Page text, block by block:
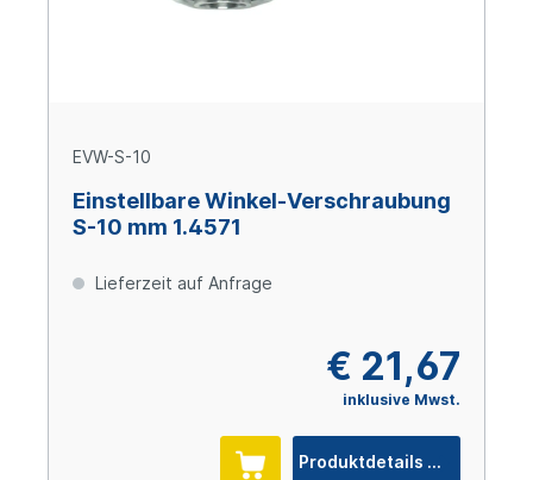
EVW-S-10
Einstellbare Winkel-Verschraubung
S-10 mm 1.4571
Lieferzeit auf Anfrage
€ 21,67
inklusive Mwst.
Produktdetails